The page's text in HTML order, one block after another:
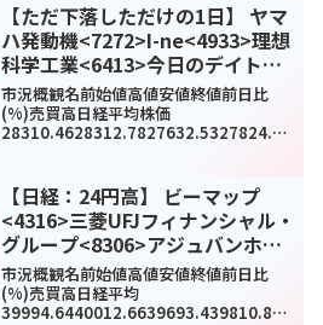
【ただ下落しただけの1日】 ヤマ
ハ発動機<7272>I-ne<4933>理想
科学工業<6413>今日のデイトレ5
月17日
市況概観名前始値高値安値終値前日比
(%)売買高日経平均株価
28310.4628312.7827632.5327824.83
7.231897.751869.931878.86-4...
【日経：24円高】 ビーマップ
<4316>三菱UFJフィナンシャル・
グループ<8306>アジュバンホー
ルディングス<4929>今日のデイ
トレ7月4日
市況概観名前始値高値安値終値前日比
(%)売買高日経平均
39994.6440012.6639693.439810.882